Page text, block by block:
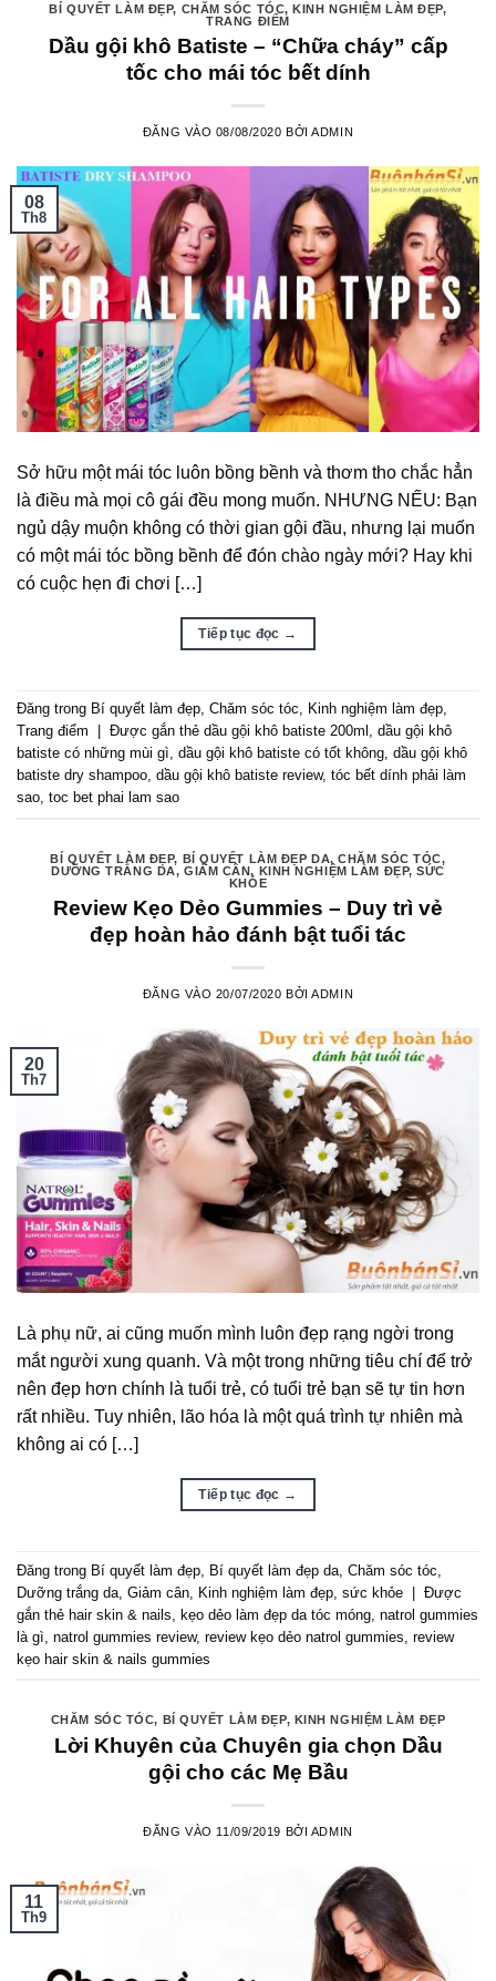
BÍ QUYẾT LÀM ĐẸP, CHĂM SÓC TÓC,KINH NGHIỆM LÀM ĐẸP,
TRANG ĐIỂM
Dầu gội khô Batiste – “Chữa cháy” cấp
tốc cho mái tóc bết dính
ĐĂNG VÀO 08/08/2020 BỞIADMIN
08
Th8
Sở hữu một mái tóc luôn bồng bềnh và thơm tho chắc hẳn
là điều mà mọi cô gái đều mong muốn. NHƯNG NẾU: Bạn
ngủ dậy muộn không có thời gian gội đầu, nhưng lại muốn
có một mái tóc bồng bềnh để đón chào ngày mới? Hay khi
có cuộc hẹn đi chơi […]
Tiếp tục đọc →
Đăng trong Bí quyết làm đẹp Chăm sóc tóc Kinh nghiệm làm đẹp
Trang điểm
Được gắn thẻ dầu gội khô batiste 200ml
dầu gội khô
batiste có những mùi gì dầu gội khô batiste có tốt không dầu gội khô
batiste dry shampoo dầu gội khô batiste review, tóc bết dính phải làm
sao toc bet phai lam sao
BÍ QUYẾT LÀM ĐẸP, BÍ QUYẾT LÀM ĐẸP DA,CHĂM SÓC TÓC,
DƯỠNG TRẮNG DA, GIẢM CÂN, KINH NGHIỆM LÀM ĐẸP,SỨC
KHỎE
Review Kẹo Dẻo Gummies – Duy trì vẻ
đẹp hoàn hảo đánh bật tuổi tác
ĐĂNG VÀO 20/07/2020 BỞIADMIN
20
Th7
Là phụ nữ, ai cũng muốn mình luôn đẹp rạng ngời trong
mắt người xung quanh. Và một trong những tiêu chí để trở
nên đẹp hơn chính là tuổi trẻ, có tuổi trẻ bạn sẽ tự tin hơn
rất nhiều. Tuy nhiên, lão hóa là một quá trình tự nhiên mà
không ai có […]
Tiếp tục đọc →
Đăng trong Bí quyết làm đẹp Bí quyết làm đẹp da Chăm sóc tóc
Dưỡng trắng da Giảm cân Kinh nghiệm làm đẹp sức khỏe
Được
gắn thẻ hair skin & nails kẹo dẻo làm đẹp da tóc móng natrol gummies
là gì natrol gummies review, review kẹo dẻo natrol gummies review
kẹo hair skin & nails gummies
CHĂM SÓC TÓC, BÍ QUYẾT LÀM ĐẸP, KINH NGHIỆM LÀM ĐẸP
Lời Khuyên của Chuyên gia chọn Dầu
gội cho các Mẹ Bầu
ĐĂNG VÀO 11/09/2019 BỞI ADMIN
11
Th9